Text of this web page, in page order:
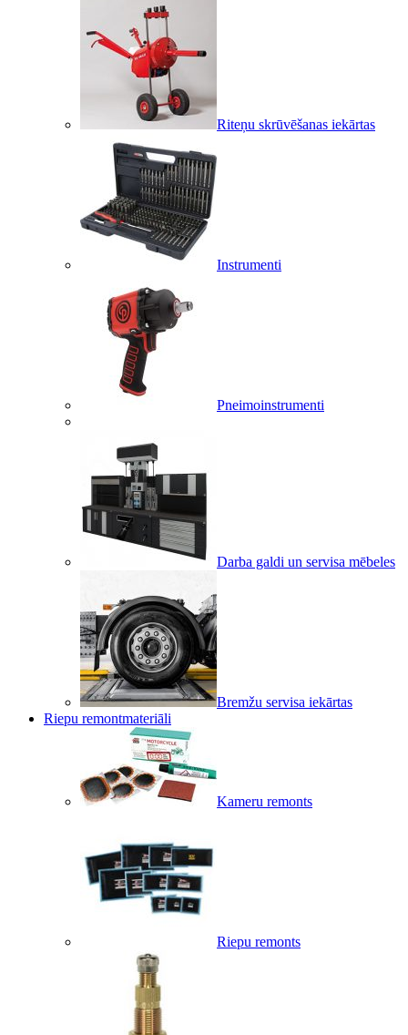
Riteņu skrūvēšanas iekārtas
Instrumenti
Pneimoinstrumenti
Darba galdi un servisa mēbeles
Bremžu servisa iekārtas
Riepu remontmateriāli
Kameru remonts
Riepu remonts